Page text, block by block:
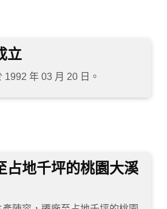
立
1992 年 03 月 20 日。
占地千坪的桃園大溪